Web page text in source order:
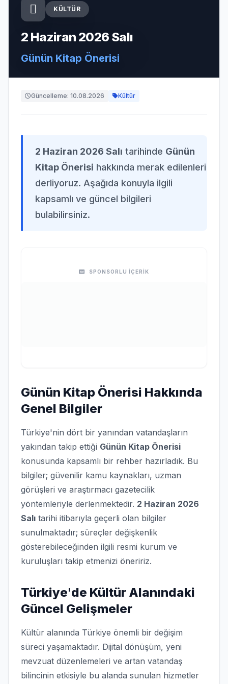
KÜLTÜR
2 Haziran 2026 Salı
Günün Kitap Önerisi
Güncelleme: 10.08.2026 Kültür
2 Haziran 2026 Salı tarihinde Günün
Kitap Önerisi hakkında merak edilenleri
derliyoruz. Aşağıda konuyla ilgili
kapsamlı ve güncel bilgileri
bulabilirsiniz.
SPONSORLU İÇERİK
Günün Kitap Önerisi Hakkında
Genel Bilgiler
Türkiye'nin dört bir yanından vatandaşların
yakından takip ettiği Günün Kitap Önerisi
konusunda kapsamlı bir rehber hazırladık. Bu
bilgiler; güvenilir kamu kaynakları, uzman
görüşleri ve araştırmacı gazetecilik
yöntemleriyle derlenmektedir. 2 Haziran 2026
Salı tarihi itibarıyla geçerli olan bilgiler
sunulmaktadır; süreçler değişkenlik
gösterebileceğinden ilgili resmi kurum ve
kuruluşları takip etmenizi öneririz.
Türkiye'de Kültür Alanındaki
Güncel Gelişmeler
Kültür alanında Türkiye önemli bir değişim
süreci yaşamaktadır. Dijital dönüşüm, yeni
mevzuat düzenlemeleri ve artan vatandaş
bilincinin etkisiyle bu alanda sunulan hizmetler